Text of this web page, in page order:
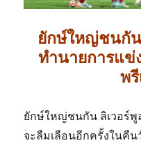
ยักษ์ใหญ่ชนกัน
ทำนายการแ
พ
ยักษ์ใหญ่ชนกัน ลิเวอร์
จะลืมเลือนอีกครั้งในคื